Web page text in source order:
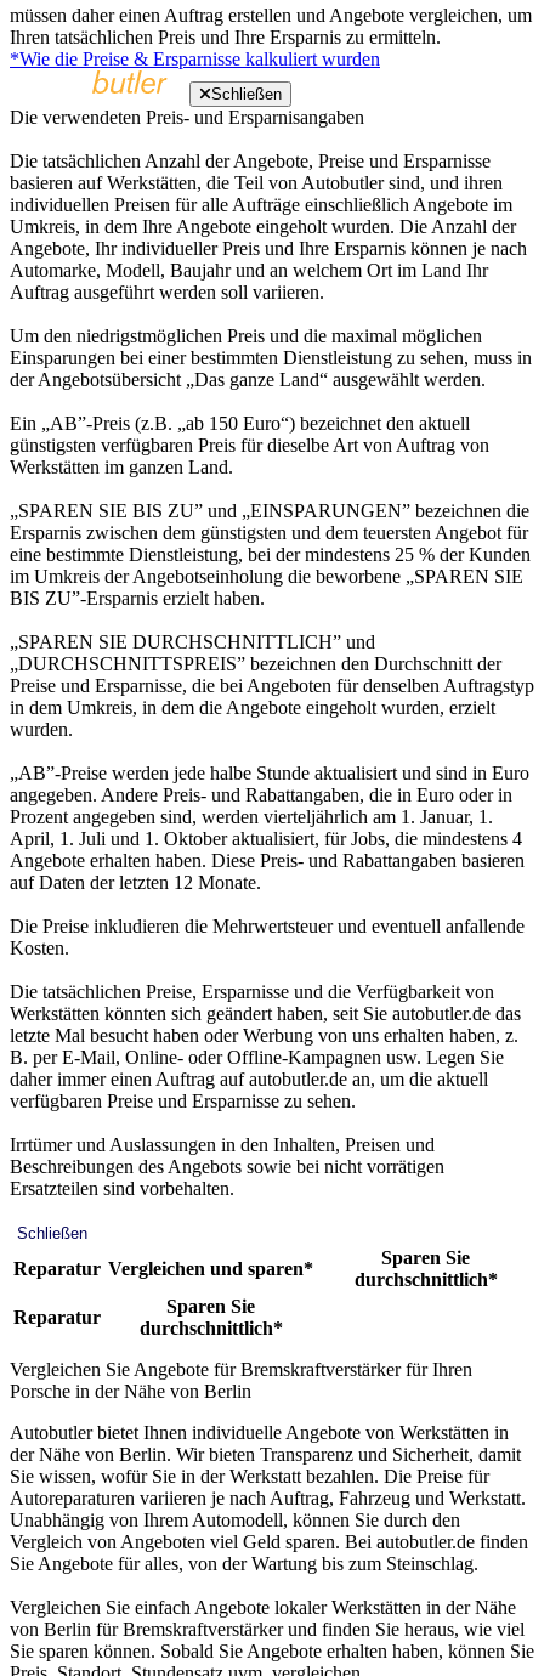
müssen daher einen Auftrag erstellen und Angebote vergleichen, um
Ihren tatsächlichen Preis und Ihre Ersparnis zu ermitteln.
*Wie die Preise & Ersparnisse kalkuliert wurden
Schließen
Die verwendeten Preis- und Ersparnisangaben
Die tatsächlichen Anzahl der Angebote, Preise und Ersparnisse
basieren auf Werkstätten, die Teil von Autobutler sind, und ihren
individuellen Preisen für alle Aufträge einschließlich Angebote im
Umkreis, in dem Ihre Angebote eingeholt wurden. Die Anzahl der
Angebote, Ihr individueller Preis und Ihre Ersparnis können je nach
Automarke, Modell, Baujahr und an welchem Ort im Land Ihr
Auftrag ausgeführt werden soll variieren.
Um den niedrigstmöglichen Preis und die maximal möglichen
Einsparungen bei einer bestimmten Dienstleistung zu sehen, muss in
der Angebotsübersicht „Das ganze Land“ ausgewählt werden.
Ein „AB”-Preis (z.B. „ab 150 Euro“) bezeichnet den aktuell
günstigsten verfügbaren Preis für dieselbe Art von Auftrag von
Werkstätten im ganzen Land.
„SPAREN SIE BIS ZU” und „EINSPARUNGEN” bezeichnen die
Ersparnis zwischen dem günstigsten und dem teuersten Angebot für
eine bestimmte Dienstleistung, bei der mindestens 25 % der Kunden
im Umkreis der Angebotseinholung die beworbene „SPAREN SIE
BIS ZU”-Ersparnis erzielt haben.
„SPAREN SIE DURCHSCHNITTLICH” und
„DURCHSCHNITTSPREIS” bezeichnen den Durchschnitt der
Preise und Ersparnisse, die bei Angeboten für denselben Auftragstyp
in dem Umkreis, in dem die Angebote eingeholt wurden, erzielt
wurden.
„AB”-Preise werden jede halbe Stunde aktualisiert und sind in Euro
angegeben. Andere Preis- und Rabattangaben, die in Euro oder in
Prozent angegeben sind, werden vierteljährlich am 1. Januar, 1.
April, 1. Juli und 1. Oktober aktualisiert, für Jobs, die mindestens 4
Angebote erhalten haben. Diese Preis- und Rabattangaben basieren
auf Daten der letzten 12 Monate.
Die Preise inkludieren die Mehrwertsteuer und eventuell anfallende
Kosten.
Die tatsächlichen Preise, Ersparnisse und die Verfügbarkeit von
Werkstätten könnten sich geändert haben, seit Sie autobutler.de das
letzte Mal besucht haben oder Werbung von uns erhalten haben, z.
B. per E-Mail, Online- oder Offline-Kampagnen usw. Legen Sie
daher immer einen Auftrag auf autobutler.de an, um die aktuell
verfügbaren Preise und Ersparnisse zu sehen.
Irrtümer und Auslassungen in den Inhalten, Preisen und
Beschreibungen des Angebots sowie bei nicht vorrätigen
Ersatzteilen sind vorbehalten.
Schließen
Reparatur Vergleichen und sparen*
Sparen Sie
durchschnittlich*
Reparatur
Sparen Sie
durchschnittlich*
Vergleichen Sie Angebote für Bremskraftverstärker für Ihren
Porsche in der Nähe von Berlin
Autobutler bietet Ihnen individuelle Angebote von Werkstätten in
der Nähe von Berlin. Wir bieten Transparenz und Sicherheit, damit
Sie wissen, wofür Sie in der Werkstatt bezahlen. Die Preise für
Autoreparaturen variieren je nach Auftrag, Fahrzeug und Werkstatt.
Unabhängig von Ihrem Automodell, können Sie durch den
Vergleich von Angeboten viel Geld sparen. Bei autobutler.de finden
Sie Angebote für alles, von der Wartung bis zum Steinschlag.
Vergleichen Sie einfach Angebote lokaler Werkstätten in der Nähe
von Berlin für Bremskraftverstärker und finden Sie heraus, wie viel
Sie sparen können. Sobald Sie Angebote erhalten haben, können Sie